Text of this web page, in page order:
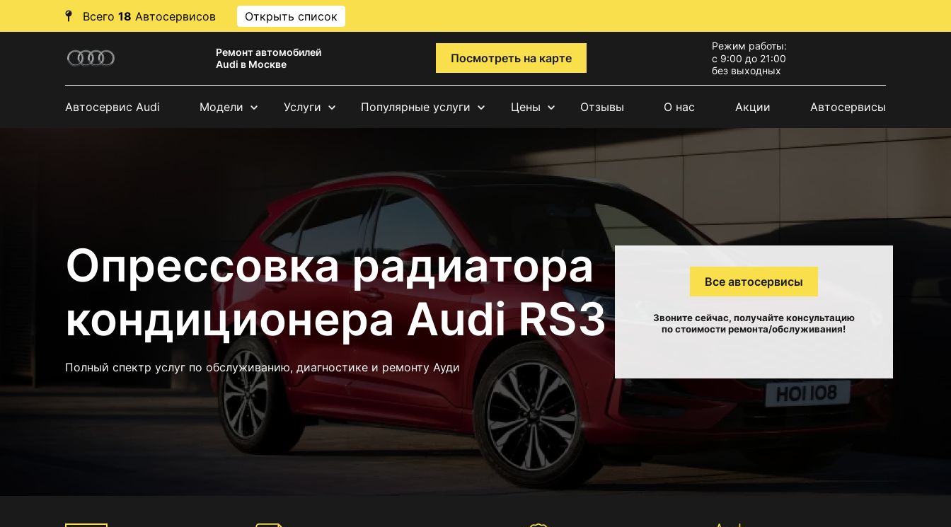
Всего 18 Автосервисов Открыть список
Ремонт автомобилей
Audi в Москве
Посмотреть на карте
Режим работы:
с 9:00 до 21:00
без выходных
Автосервис Audi Модели Услуги Популярные услуги Цены Отзывы О нас Акции Автосервисы
Опрессовка радиатора
кондиционера Audi RS3
Полный спектр услуг по обслуживанию, диагностике и ремонту Ауди
Все автосервисы
Звоните сейчас, получайте консультацию
по стоимости ремонта/обслуживания!